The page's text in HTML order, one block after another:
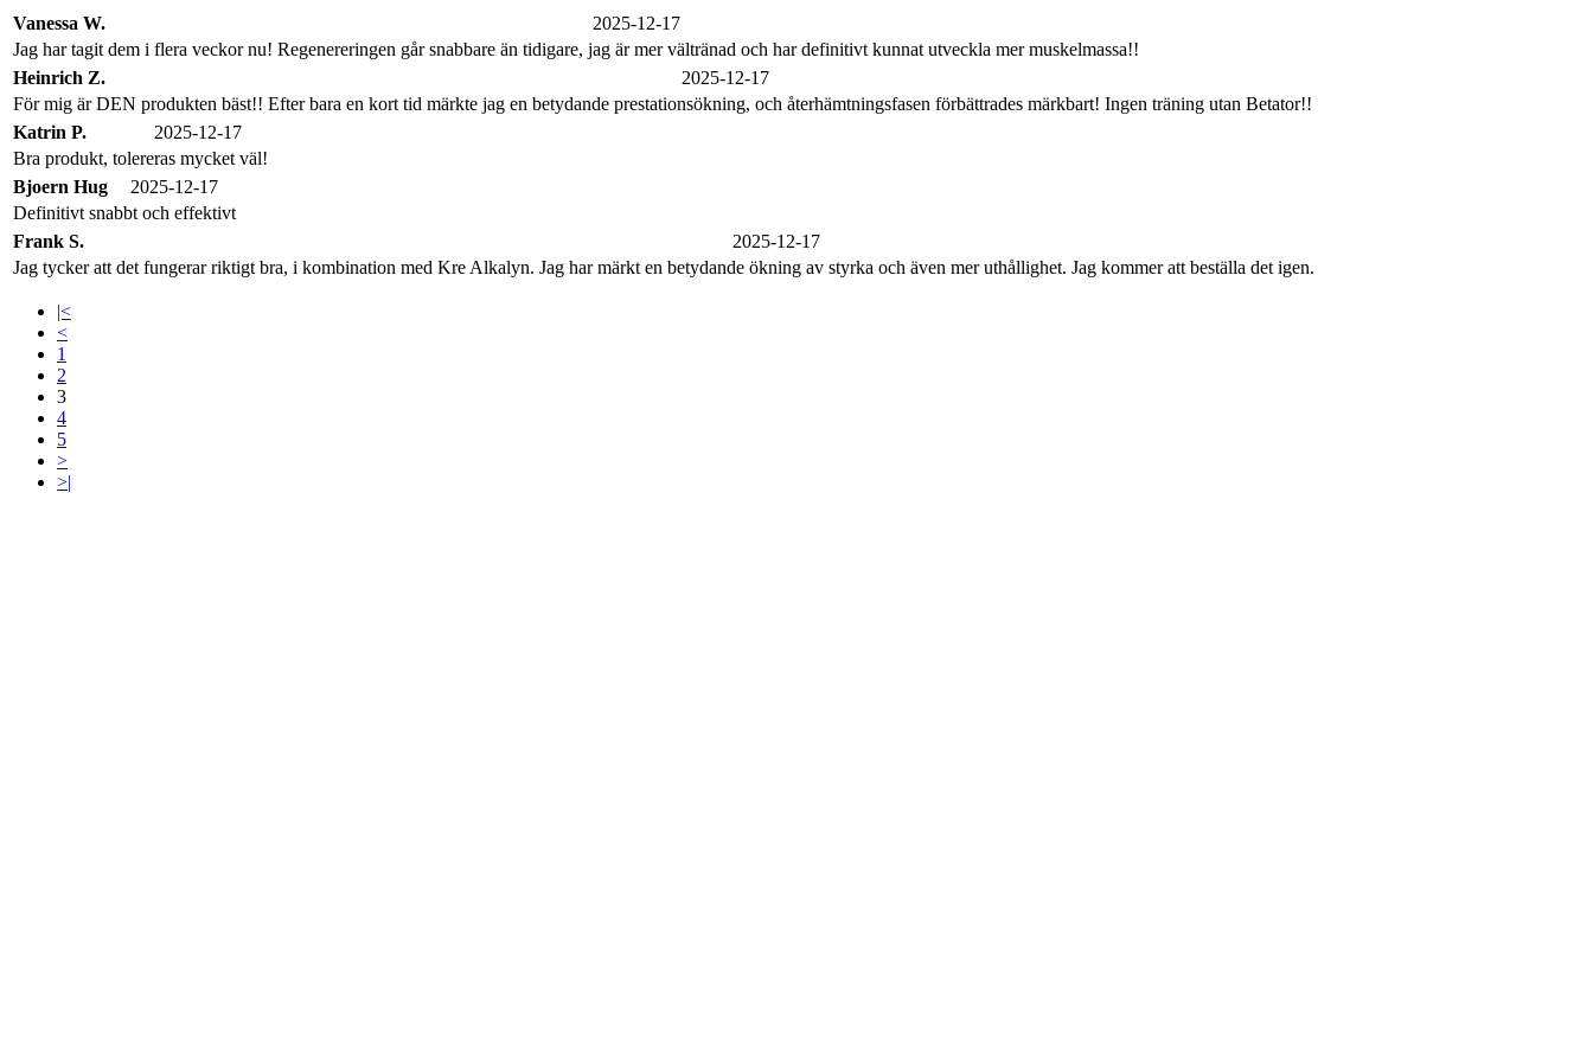
Vanessa W.
2025-12-17
Jag har tagit dem i flera veckor nu! Regenereringen går snabbare än tidigare, jag är mer vältränad och har definitivt kunnat utveckla mer muskelmassa!!
Heinrich Z.
2025-12-17
För mig är DEN produkten bäst!! Efter bara en kort tid märkte jag en betydande prestationsökning, och återhämtningsfasen förbättrades märkbart! Ingen träning utan Betator!!
Katrin P.
2025-12-17
Bra produkt, tolereras mycket väl!
Bjoern Hug
2025-12-17
Definitivt snabbt och effektivt
Frank S.
2025-12-17
Jag tycker att det fungerar riktigt bra, i kombination med Kre Alkalyn. Jag har märkt en betydande ökning av styrka och även mer uthållighet. Jag kommer att beställa det igen.
|<
<
1
2
3
4
5
>
>|